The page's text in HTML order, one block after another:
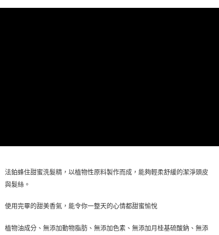
法鉑蜂住甜蜜洗髮精，以植物性原料製作而成，能夠輕柔舒緩的潔淨頭皮
與髮絲。
使用完畢的甜美香氣，能令你一整天的心情都甜蜜愉悅
植物油成分、 無添加動物脂肪 、 無添加色素 、 無添加月桂基硫酸鈉 、 無添